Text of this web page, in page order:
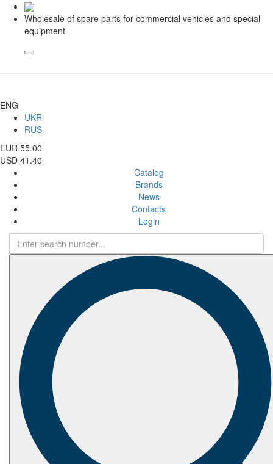
Wholesale of spare parts for commercial vehicles and special
equipment
ENG
UKR
RUS
EUR 55.00
USD 41.40
Catalog
Brands
News
Contacts
Login